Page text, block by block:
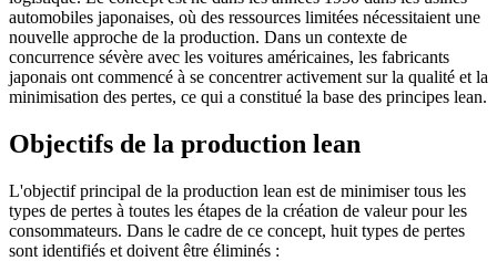
automobiles japonaises, où des ressources limitées nécessitaient une
nouvelle approche de la production. Dans un contexte de
concurrence sévère avec les voitures américaines, les fabricants
japonais ont commencé à se concentrer activement sur la qualité et la
minimisation des pertes, ce qui a constitué la base des principes lean.
Objectifs de la production lean
L'objectif principal de la production lean est de minimiser tous les
types de pertes à toutes les étapes de la création de valeur pour les
consommateurs. Dans le cadre de ce concept, huit types de pertes
sont identifiés et doivent être éliminés :